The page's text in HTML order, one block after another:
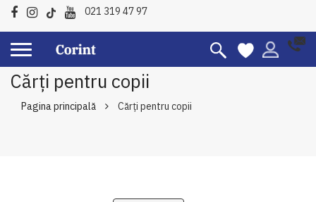
021 319 47 97
Cărți pentru copii
Pagina principală Cărți pentru copii